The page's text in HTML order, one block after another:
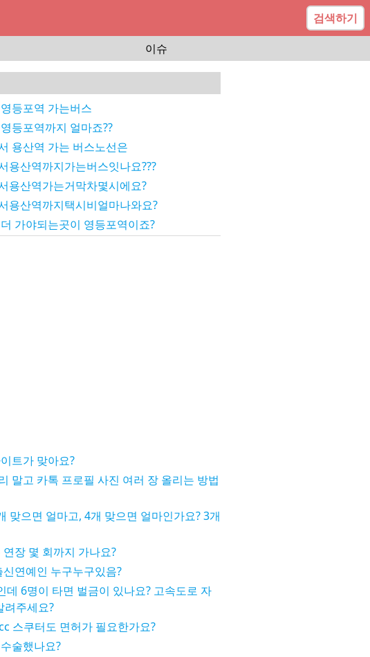
검색하기
이슈
등포역 가는버스
등포역까지 얼마죠??
용산역 가는 버스노선은
용산역까지가는버스잇나요???
용산역가는거막차몇시에요?
용산역까지택시비얼마나와요?
가야되는곳이 영등포역이죠?
트가 맞아요?
말고 카톡 프로필 사진 여러 장 올리는 방법
맞으면 얼마고, 4개 맞으면 얼마인가요? 3개
장 몇 회까지 가나요?
연예인 누구누구있음?
데 6명이 타면 벌금이 있나요? 고속도로 자
려주세요?
스쿠터도 면허가 필요한가요?
술했나요?